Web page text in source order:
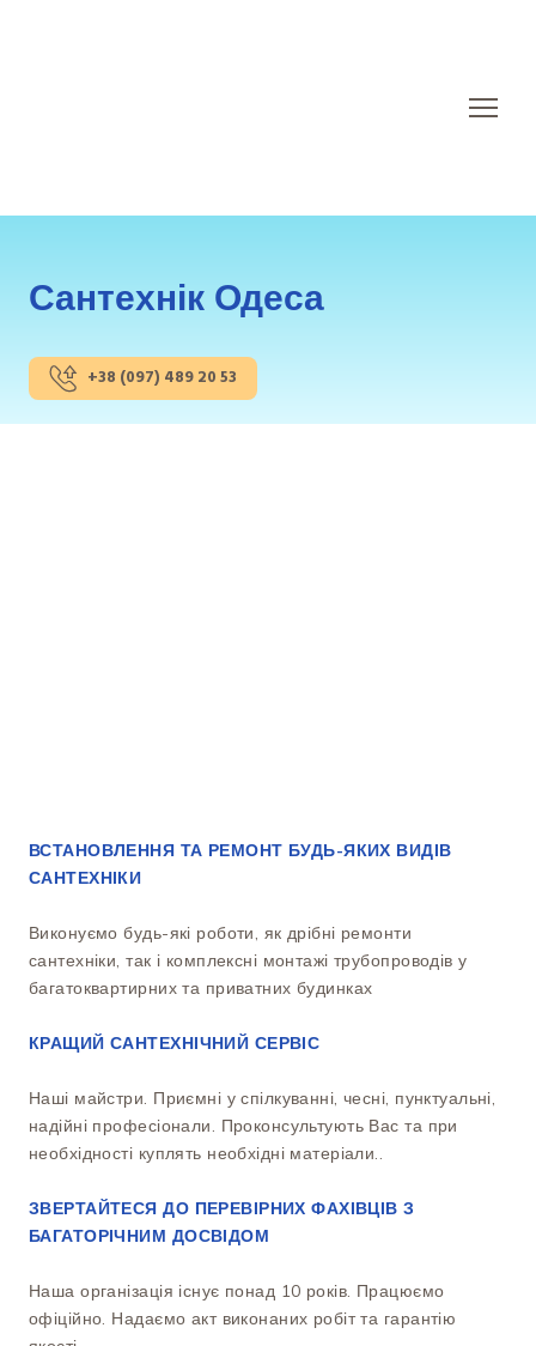
Сантехнік Одеса
+38 (097) 489 20 53
ВСТАНОВЛЕННЯ ТА РЕМОНТ БУДЬ-ЯКИХ ВИДІВ
САНТЕХНІКИ
Виконуємо будь-які роботи, як дрібні ремонти
сантехніки, так і комплексні монтажі трубопроводів у
багатоквартирних та приватних будинках
КРАЩИЙ САНТЕХНІЧНИЙ СЕРВІС
Наші майстри. Приємні у спілкуванні, чесні, пунктуальні,
надійні професіонали. Проконсультують Вас та при
необхідності куплять необхідні матеріали..
ЗВЕРТАЙТЕСЯ ДО ПЕРЕВІРНИХ ФАХІВЦІВ З
БАГАТОРІЧНИМ ДОСВІДОМ
Наша організація існує понад 10 років. Працюємо
офіційно. Надаємо акт виконаних робіт та гарантію